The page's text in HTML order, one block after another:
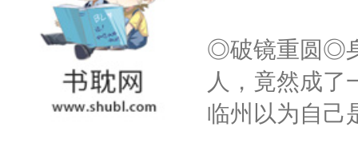
子，门下所有
杀了同为魔道
绝于师门前。
了当年。回到
◎破镜重圆◎
人，竟然成了
临州以为自己